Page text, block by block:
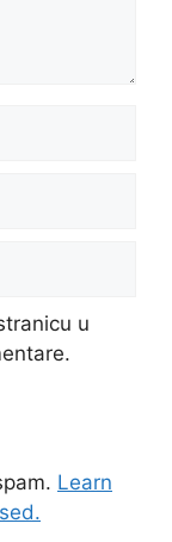
u
Learn